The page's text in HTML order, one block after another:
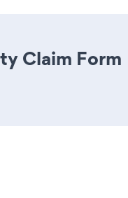
Claim Form